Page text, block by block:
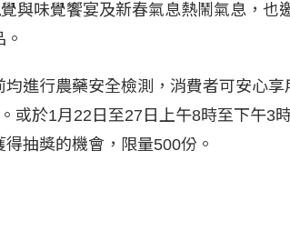
與味覺饗宴及新春氣息熱鬧氣息，也
進行農藥安全檢測，消費者可安心
或於1月22日至27日上午8時至下午3
抽獎的機會，限量500份。